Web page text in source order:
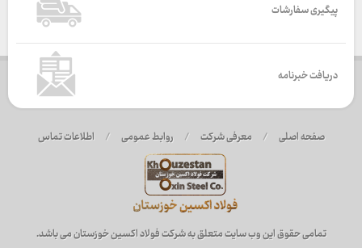
پیگیری سفارشات
دریافت خبرنامه
صفحه اصلی / معرفی شرکت / روابط عمومی / اطلاعات تماس
تمامی حقوق این وب سایت متعلق به شرکت فولاد اکسین خوزستان می باشد.